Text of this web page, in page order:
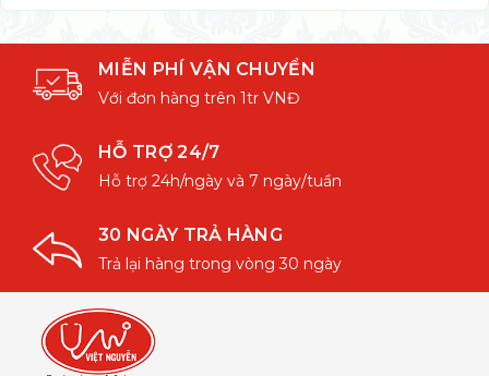
MIỄN PHÍ VẬN CHUYỂN
Với đơn hàng trên 1tr VNĐ
HỖ TRỢ 24/7
Hỗ trợ 24h/ngày và 7 ngày/tuần
30 NGÀY TRẢ HÀNG
Trả lại hàng trong vòng 30 ngày